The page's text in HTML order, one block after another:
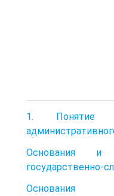
1. Понятие
Основания и
государственно-
Основания